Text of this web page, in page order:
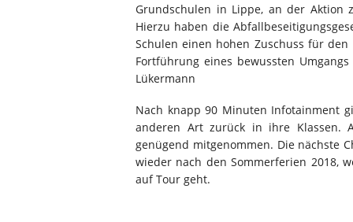
Grundschulen in Lippe, an der Aktion
Hierzu haben die
Schulen einen hohen Zuschuss für
Fortführung eines bewussten
Lükermann
Nach knapp 90 Minuten Infotainment
anderen Art zurück in ihre Klassen.
genügend mitgenommen. Die nächste
wieder nach den Sommerferien 2018,
auf Tour geht.